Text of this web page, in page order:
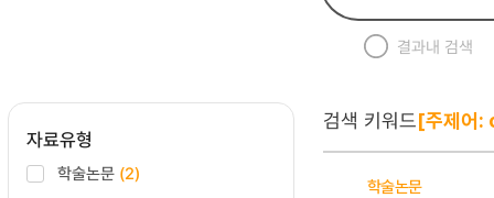
결과내 검색
자료유형
학술논문 (2)
검색 키워드[주제
학술논문